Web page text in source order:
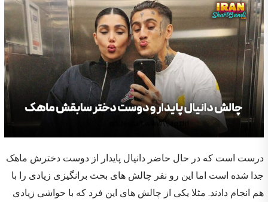
درست است که در حال حاضر دانیال پایدار از دوست دخترش ماهک
جدا شده است اما این رو نفر چالش های بحث برانگیزی زیادی را با
هم انجام دادند. مثلا یکی از چالش های این فرد که با حواشی زیادی